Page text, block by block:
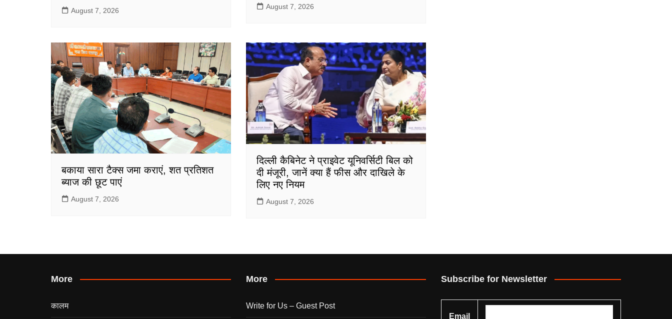
August 7, 2026
August 7, 2026
बकाया सारा टैक्स जमा कराएं, शत प्रतिशत
ब्याज की छूट पाएं
August 7, 2026
दिल्ली कैबिनेट ने प्राइवेट यूनिवर्सिटी बिल को
दी मंजूरी, जानें क्या हैं फीस और दाखिले के
लिए नए नियम
August 7, 2026
More
कालम
More
Write for Us – Guest Post
Subscribe for Newsletter
Email